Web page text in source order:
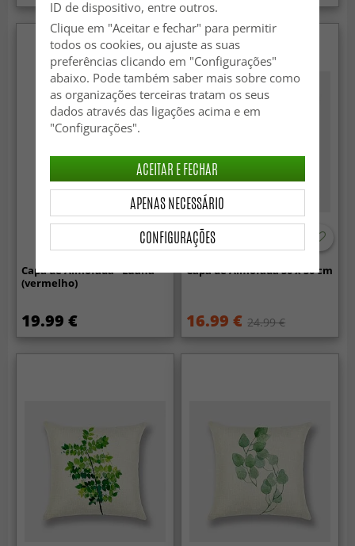
Capa de Almofada - Luana
(vermelho)
19.99 €
-30%
Capa de Almofada 50 x 50 cm
16.99 € 24.99 €
ID de dispositivo, entre outros.
Clique em "Aceitar e fechar" para permitir
todos os cookies, ou ajuste as suas
preferências clicando em "Configurações"
abaixo. Pode também saber mais sobre como
as organizações terceiras tratam os seus
dados através das ligações acima e em
"Configurações".
CONFIGURAÇÕES
APENAS NECESSÁRIO
ACEITAR E FECHAR